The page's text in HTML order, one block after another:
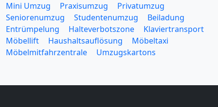
Mini Umzug
Praxisumzug
Privatumzug
Seniorenumzug
Studentenumzug
Beiladung
Entrümpelung
Halteverbotszone
Klaviertransport
Möbellift
Haushaltsauflösung
Möbeltaxi
Möbelmitfahrzentrale
Umzugskartons